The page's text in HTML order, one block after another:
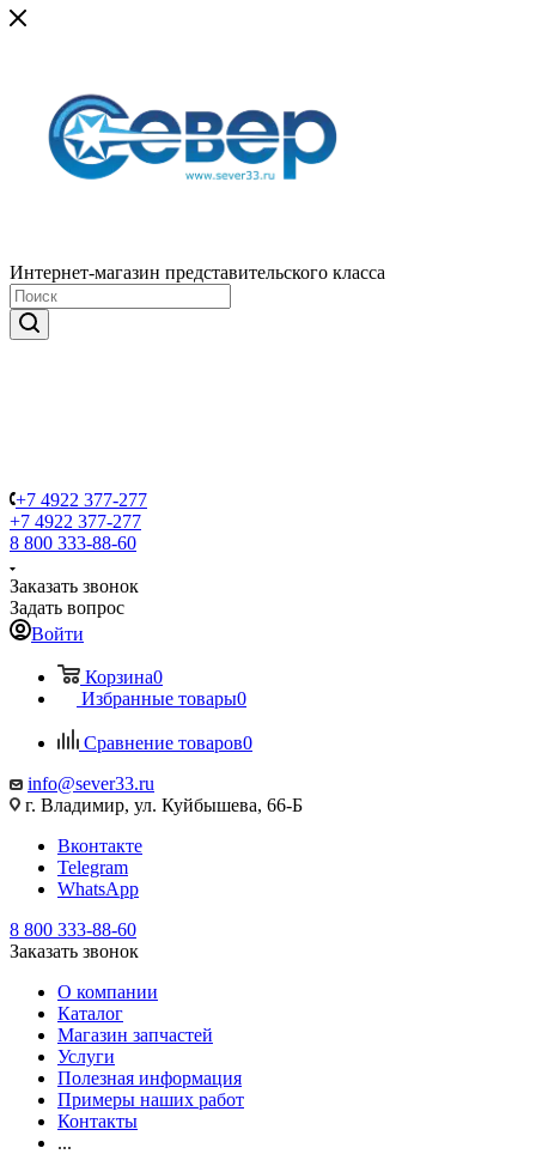
Интернет-магазин представительского класса
+7 4922 377-277
+7 4922 377-277
8 800 333-88-60
Заказать звонок
Задать вопрос
Войти
Корзина0
Избранные товары0
Сравнение товаров0
info@sever33.ru
г. Владимир, ул. Куйбышева, 66-Б
Вконтакте
Telegram
WhatsApp
8 800 333-88-60
Заказать звонок
О компании
Каталог
Магазин запчастей
Услуги
Полезная информация
Примеры наших работ
Контакты
...